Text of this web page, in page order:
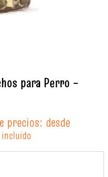
para Perro –
precios: desde
incluido